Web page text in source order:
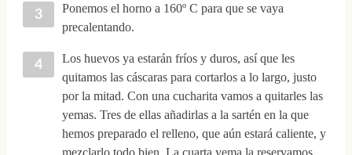
Ponemos el horno a 160º C para que se vaya
precalentando.
Los huevos ya estarán fríos y duros, así que les
quitamos las cáscaras para cortarlos a lo largo, justo
por la mitad. Con una cucharita vamos a quitarles las
yemas. Tres de ellas añadirlas a la sartén en la que
hemos preparado el relleno, que aún estará caliente, y
mezclarlo todo bien. La cuarta yema la reservamos